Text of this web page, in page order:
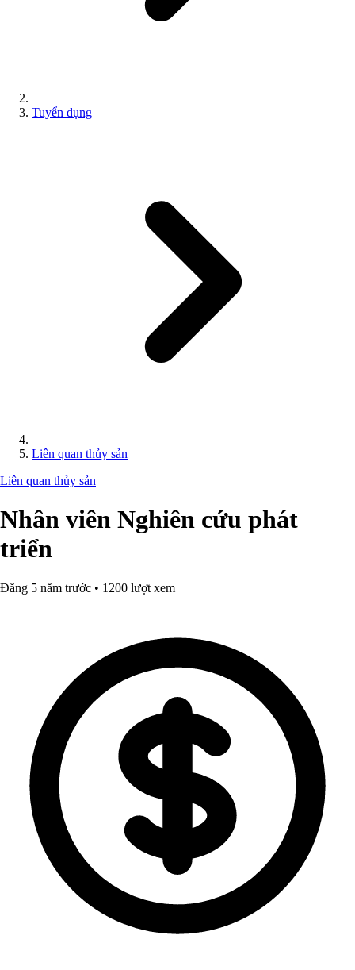
Tuyển dụng
Liên quan thủy sản
Liên quan thủy sản
Nhân viên Nghiên cứu phát
triển
Đăng 5 năm trước • 1200 lượt xem